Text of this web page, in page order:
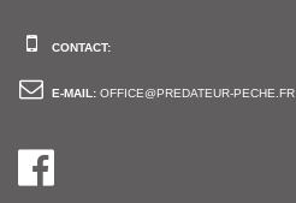
CONTACT:
E-MAIL: OFFICE@PREDATEUR-PECHE.FR